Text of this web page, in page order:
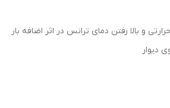
و بالا رفتن دمای ترانس در اثر اضافه بار
دیوار